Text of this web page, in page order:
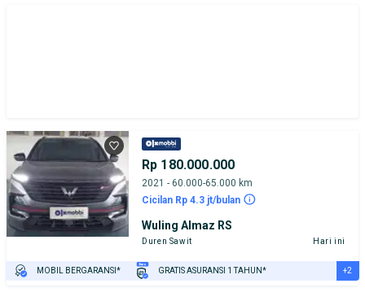
Rp 180.000.000
2021 - 60.000-65.000 km
Cicilan Rp 4.3 jt/bulan
Wuling Almaz RS
Duren Sawit Hari ini
MOBIL BERGARANSI* GRATIS ASURANSI 1 TAHUN* +2